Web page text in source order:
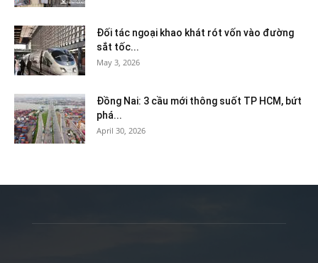
Đối tác ngoại khao khát rót vốn vào đường
sắt tốc...
May 3, 2026
Đồng Nai: 3 cầu mới thông suốt TP HCM, bứt
phá...
April 30, 2026